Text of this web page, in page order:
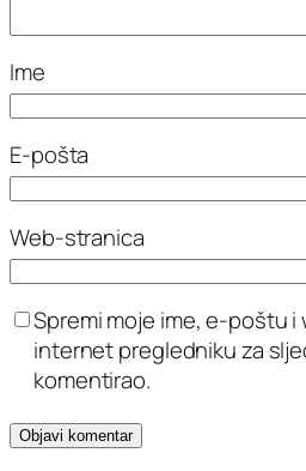
Ime
E-pošta
Web-stranica
Spremi moje ime, e-poštu
internet pregledniku za
komentirao.